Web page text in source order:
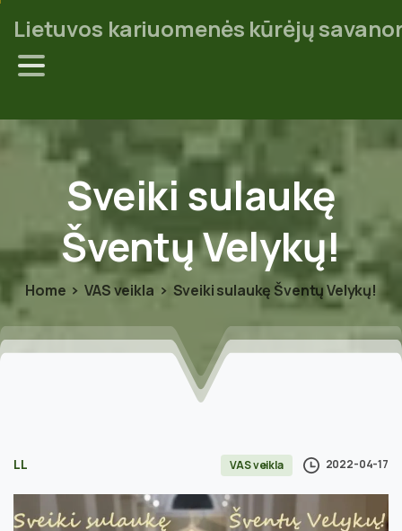
Lietuvos kariuomenės kūrėjų
Sveikisulaukę
ŠventųVelykų!
Home VAS veikla Sveiki sulaukę Šventų Velykų!
LL VAS veikla 2022-04-17